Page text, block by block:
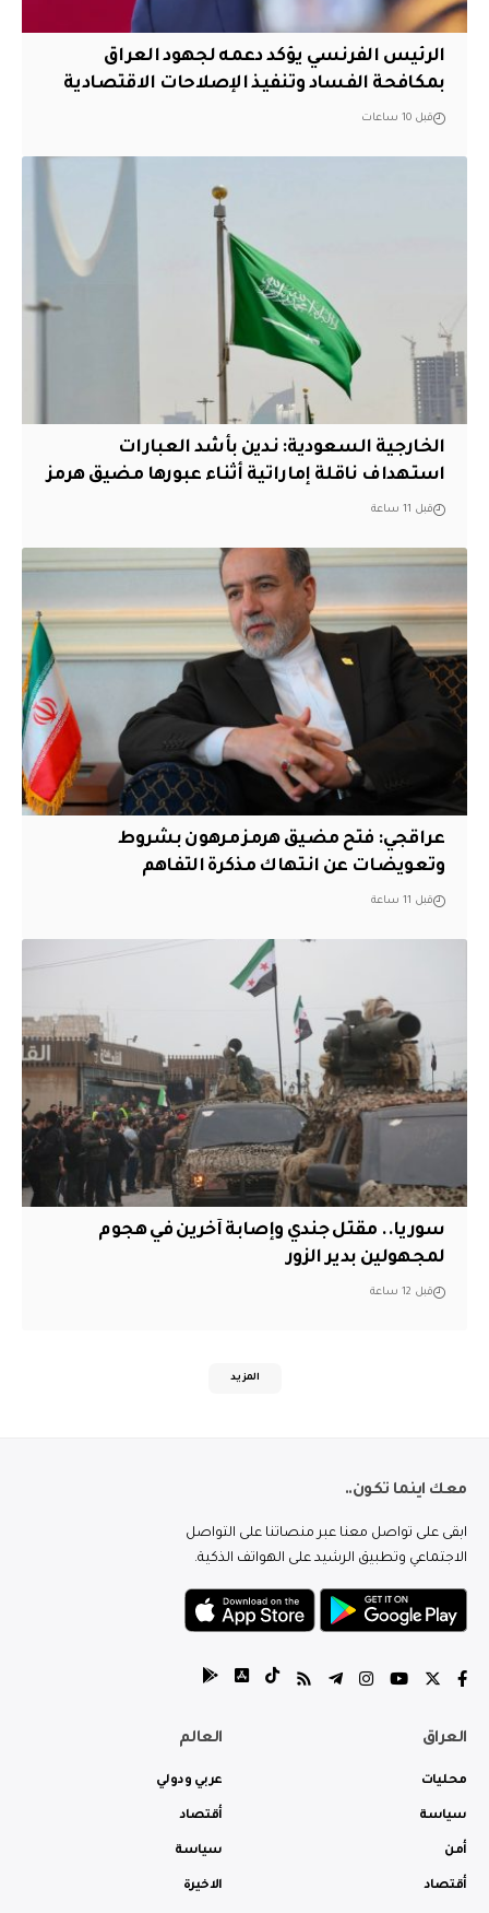
الرئيس الفرنسي يؤكد دعمه لجهود العراق
بمكافحة الفساد وتنفيذ الإصلاحات الاقتصادية
قبل 10 ساعات
‏الخارجية السعودية: ندين بأشد العبارات
استهداف ناقلة إماراتية أثناء عبورها مضيق هرمز
قبل 11 ساعة
عراقجي: فتح مضيق هرمز مرهون بشروط
وتعويضات عن انتهاك مذكرة التفاهم
قبل 11 ساعة
سوريا.. مقتل جندي وإصابة آخرين في هجوم
لمجهولين بدير الزور
قبل 12 ساعة
المزيد
معك اينما تكون..
ابقى على تواصل معنا عبر منصاتنا على التواصل
الاجتماعي وتطبيق الرشيد على الهواتف الذكية.
العراق
محليات
سياسة
أمن
أقتصاد
العالم
عربي ودولي
أقتصاد
سياسة
الاخيرة